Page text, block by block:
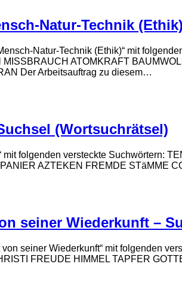
Natur-Technik
Natur-Technik (Ethik)“ mit
ATOMKRAFT
Der Arbeitsauftrag zu diesem…
(Wortsuchrätsel)
mit folgenden versteckte Suchwörtern:
AZTEKEN FREMDE STäMME
seiner Wiederkunft –
seiner Wiederkunft“ mit folgenden
FREUDE HIMMEL TAPFER